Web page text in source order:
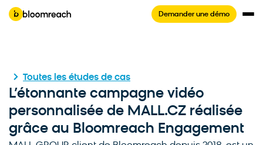
Demander une démo
Toutes les études de cas
L’étonnante campagne vidéo
personnalisée de MALL.CZ réalisée
grâce au Bloomreach Engagement